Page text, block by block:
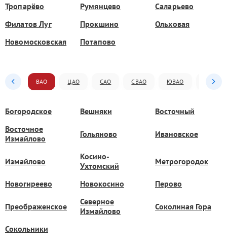
Тропарёво Румянцево
Саларьево
Филатов Луг
Прокшино
Ольховая
Новомосковская
Потапово
ВАО ЦАО САО СВАО ЮВАО ЮАО
Богородское Вешняки
Восточный
Восточное
Измайлово
Гольяново Ивановское
Измайлово
Косино-
Ухтомский
Метрогородок
Новогиреево Новокосино Перово
Преображенское
Северное
Измайлово
Соколиная Гора
Сокольники